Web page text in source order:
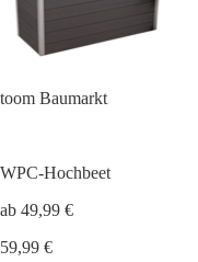
toom Baumarkt
WPC-Hochbeet
ab 49,99 €
59,99 €